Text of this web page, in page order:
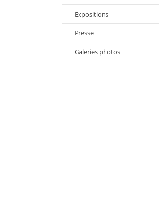
Expositions
Presse
Galeries photos